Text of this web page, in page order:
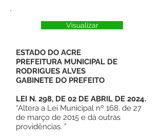
Visualizar
ESTADO DO ACRE
PREFEITURA MUNICIPAL DE
RODRIGUES ALVES
GABINETE DO PREFEITO
LEI N. 298, DE 02 DE ABRIL DE 2024.
“Altera a Lei Municipal nº 168, de 27
de março de 2015 e dá outras
providências. ”